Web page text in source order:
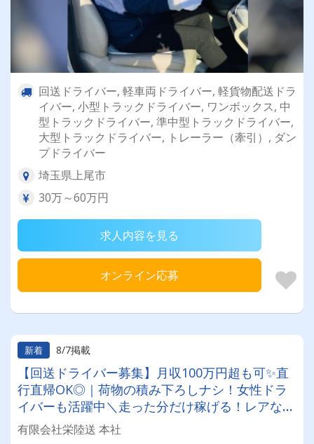
回送ドライバー, 軽車両ドライバー, 軽貨物配送ドラ
イバー, 小型トラックドライバー, ワンボックス, 中
型トラックドライバー, 準中型トラックドライバー,
大型トラックドライバー, トレーラー（牽引）, ダン
プドライバー
埼玉県上尾市
30万～60万円
求人内容を見る
オンライン応募
新着 8/7掲載
【回送ドライバー募集】月収100万円超も可✨直
行直帰OK◎｜荷物の積み下ろしナシ！女性ドラ
イバーも活躍中＼走った分だけ稼げる！レアな車
両に乗れるチャンスも☆彡／
有限会社栄陸送 本社